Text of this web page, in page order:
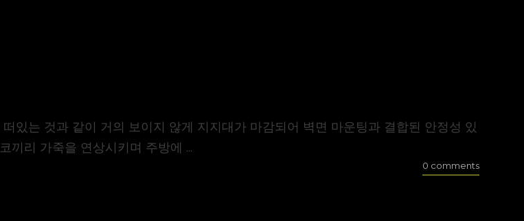
는 것과 같이 거의 보이지 않게 지지대가 마감되어 벽면 마운팅과 결합된 안정성 있
끼리 가죽을 연상시키며 주방에 ...
0 comments